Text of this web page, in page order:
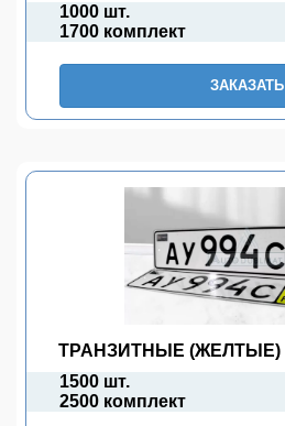
1000 шт.
1700 комплект
ЗАКАЗАТЬ
ТРАНЗИТНЫЕ (ЖЕЛТЫЕ)
1500 шт.
2500 комплект